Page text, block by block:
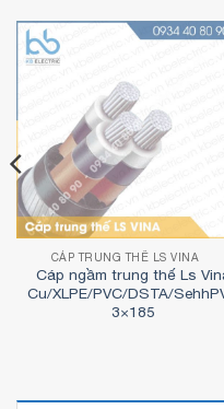
CÁP TRUNG THẾ LS VINA
Cáp ngầm trung thế Ls
Cu/XLPE/PVC/DSTA/
3×185